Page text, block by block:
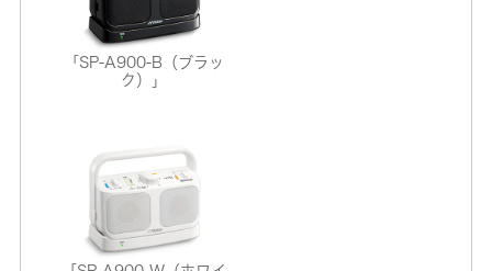
「SP‐A900-B（ブラッ
ク）」